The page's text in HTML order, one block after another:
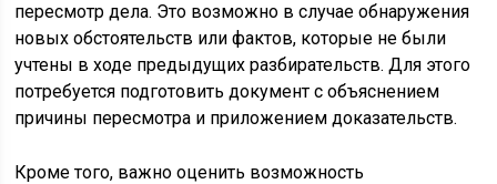
пересмотр дела. Это возможно в случае обнаружения
новых обстоятельств или фактов, которые не были
учтены в ходе предыдущих разбирательств. Для этого
потребуется подготовить документ с объяснением
причины пересмотра и приложением доказательств.
Кроме того, важно оценить возможность